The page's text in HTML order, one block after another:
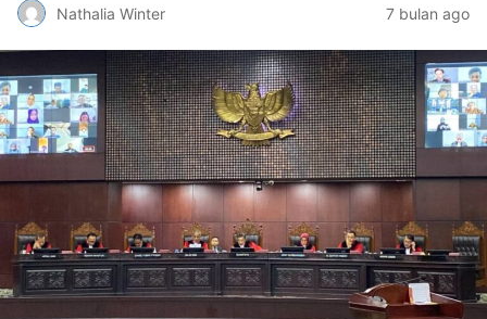
Nathalia Winter 7 bulan ago